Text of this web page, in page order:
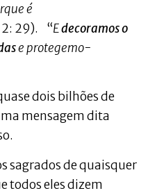
é
2: 29). “Edecoramos o
e protegemo-
dois bilhões de
mensagem dita
sagrados de quaisquer
todos eles dizem